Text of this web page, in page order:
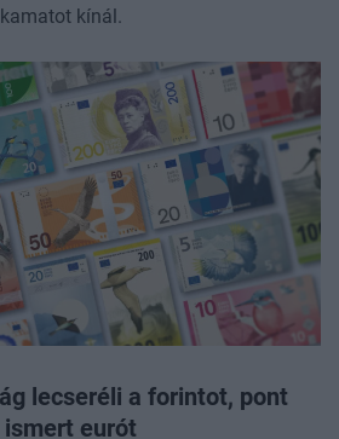
kínál.
lecseréli a forintot, pont
eurót